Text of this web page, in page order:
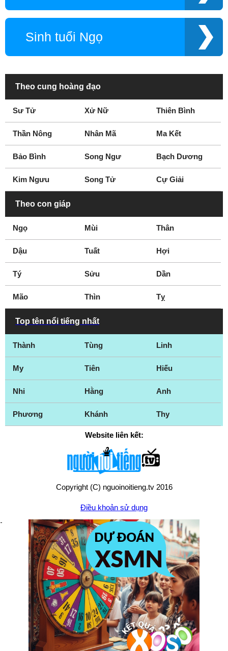
Sinh tuổi Ngọ
Theo cung hoàng đạo
Sư Tử Xử Nữ Thiên Bình
Thần Nông Nhân Mã Ma Kết
Bảo Bình Song Ngư Bạch Dương
Kim Ngưu Song Tử Cự Giải
Theo con giáp
Ngọ Mùi Thân
Dậu Tuất Hợi
Tý Sửu Dần
Mão Thìn Tỵ
Top tên nổi tiếng nhất
Thành Tùng Linh
My Tiên Hiếu
Nhi Hằng Anh
Phương Khánh Thy
Website liên kết:
Copyright (C) nguoinoitieng.tv 2016
Điều khoản sử dụng
Chính sách quyền riêng tư
Liên hệ:mail.nguoinoitieng.tv@gmail.com